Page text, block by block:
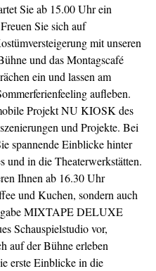
Sie ab 15.00 Uhr ein
Sie sich auf
mit unseren
und das Montagscafé
ein und lassen am
aufleben.
Projekt NU KIOSK des
und Projekte. Bei
spannende Einblicke hinter
und in die Theaterwerkstätten.
Ihnen ab 16.30 Uhr
und Kuchen, sondern auch
MIXTAPE DELUXE
Schauspielstudio vor,
auf der Bühne erleben
erste Einblicke in die